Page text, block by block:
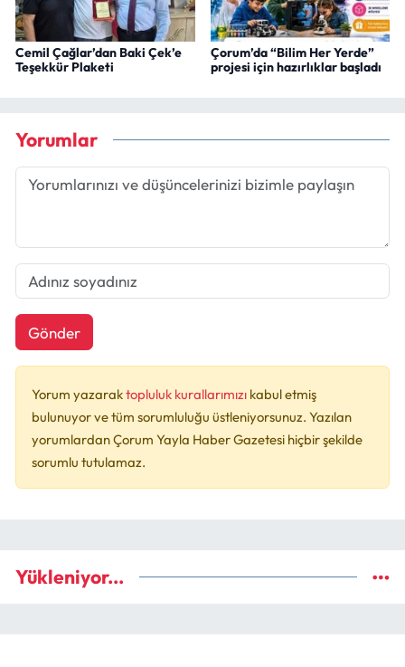
Cemil Çağlar’dan Baki Çek’e
Teşekkür Plaketi
Çorum’da “Bilim Her Yerde”
projesi için hazırlıklar başladı
Yorumlar
Gönder
Yorum yazaraktopluluk kurallarımızı kabul etmiş
bulunuyor ve tüm sorumluluğu üstleniyorsunuz. Yazılan
yorumlardan Çorum Yayla Haber Gazetesi hiçbir şekilde
sorumlu tutulamaz.
Yükleniyor...